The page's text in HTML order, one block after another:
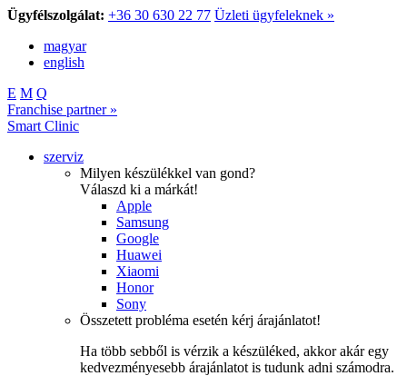
Ügyfélszolgálat: +36 30 630 22 77 Üzleti ügyfeleknek »
magyar
english
E M Q
Franchise partner »
Smart Clinic
szerviz
Milyen készülékkel van gond?
Válaszd ki a márkát!
Apple
Samsung
Google
Huawei
Xiaomi
Honor
Sony
Összetett probléma esetén kérj árajánlatot!
Ha több sebből is vérzik a készüléked, akkor akár egy
kedvezményesebb árajánlatot is tudunk adni számodra.